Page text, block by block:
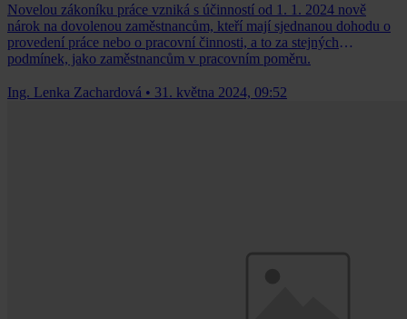
Novelou zákoníku práce vzniká s účinností od 1. 1. 2024 nově
nárok na dovolenou zaměstnancům, kteří mají sjednanou dohodu o
provedení práce nebo o pracovní činnosti, a to za stejných
podmínek, jako zaměstnancům v pracovním poměru.
Ing. Lenka Zachardová • 31. května 2024, 09:52